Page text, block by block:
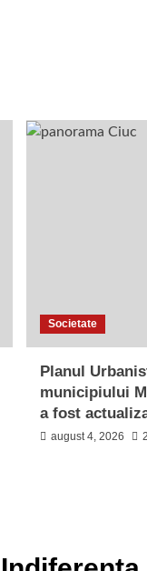
Societate
Planul
municipiului
a fost
august 4, 2026 2